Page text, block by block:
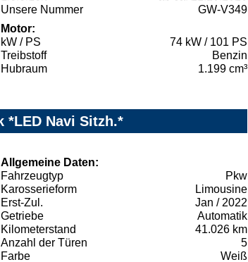
Unsere Nummer
GW-V349
Motor:
kW / PS
74 kW / 101 PS
Treibstoff
Benzin
Hubraum
1.199 cm³
*LED Navi Sitzh.*
Allgemeine Daten:
Fahrzeugtyp
Pkw
Karosserieform
Limousine
Erst-Zul.
Jan / 2022
Getriebe
Automatik
Kilometerstand
41.026 km
Anzahl der Türen
5
Farbe
Weiß